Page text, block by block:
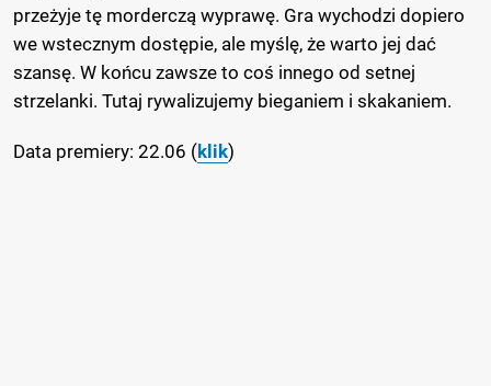
przeżyje tę morderczą wyprawę. Gra wychodzi dopiero
we wstecznym dostępie, ale myślę, że warto jej dać
szansę. W końcu zawsze to coś innego od setnej
strzelanki. Tutaj rywalizujemy bieganiem i skakaniem.
Data premiery: 22.06 (klik)